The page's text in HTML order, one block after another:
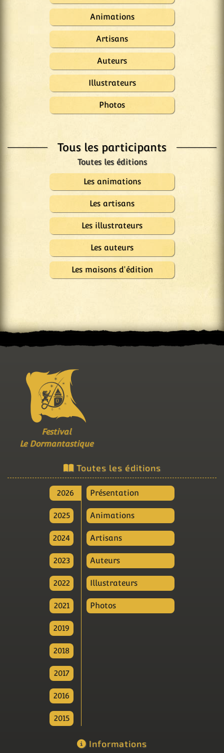
Animations
Artisans
Auteurs
Illustrateurs
Photos
Tous les participants
Les animations
Les artisans
Les illustrateurs
Les auteurs
Les maisons d'édition
Festival
Le Dormantastique
Toutes les éditions
2026
2025
2024
2023
2022
2021
2019
2018
2017
2016
2015
Présentation
Animations
Artisans
Auteurs
Illustrateurs
Photos
Informations